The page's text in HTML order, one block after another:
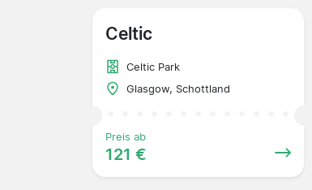
Celtic
Celtic Park
Glasgow, Schottland
Preis ab
121 €